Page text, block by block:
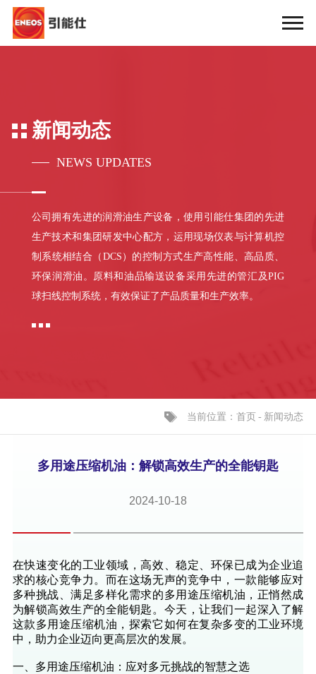
新闻动态
NEWS UPDATES
公司拥有先进的润滑油生产设备，使用引能仕集团的先进
生产技术和集团研发中心配方，运用现场仪表与计算机控
制系统相结合（DCS）的控制方式生产高性能、高品质、
环保润滑油。原料和油品输送设备采用先进的管汇及PIG
球扫线控制系统，有效保证了产品质量和生产效率。
当前位置：首页 - 新闻动态
多用途压缩机油：解锁高效生产的全能钥匙
2024-10-18
在快速变化的工业领域，高效、稳定、环保已成为企业追
求的核心竞争力。而在这场无声的竞争中，一款能够应对
多种挑战、满足多样化需求的多用途压缩机油，正悄然成
为解锁高效生产的全能钥匙。今天，让我们一起深入了解
这款多用途压缩机油，探索它如何在复杂多变的工业环境
中，助力企业迈向更高层次的发展。
一、多用途压缩机油：应对多元挑战的智慧之选